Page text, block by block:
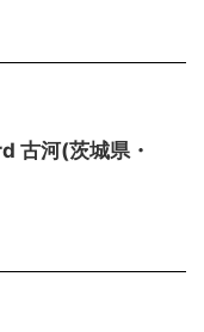
古河(茨城県・